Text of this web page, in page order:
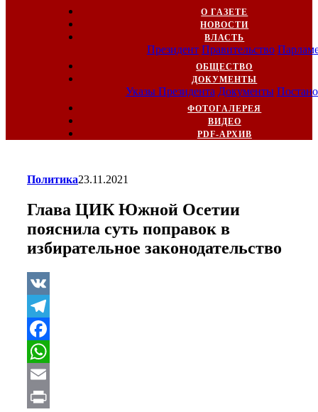
О ГАЗЕТЕ
НОВОСТИ
ВЛАСТЬ
Президент Правительство
ОБЩЕСТВО
ДОКУМЕНТЫ
Указы Президента Документы
ФОТОГАЛЕРЕЯ
ВИДЕО
PDF-АРХИВ
Политика23.11.2021
Глава ЦИК Южной Осетии
пояснила суть поправок в
избирательное законодательство
VK
Telegram
Facebook
WhatsApp
Email